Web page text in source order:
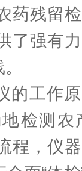
药残留
了强有
工作原
检测
程，仪